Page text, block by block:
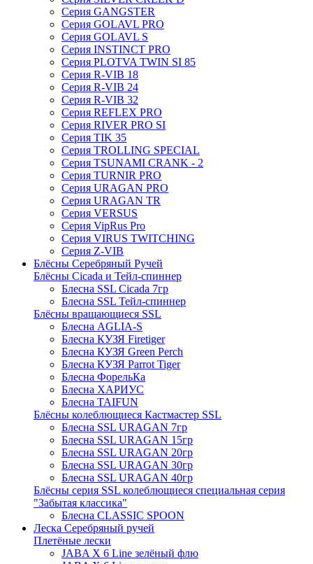
Серия GANGSTER
Серия GOLAVL PRO
Серия GOLAVL S
Серия INSTINCT PRO
Серия PLOTVA TWIN SI 85
Серия R-VIB 18
Серия R-VIB 24
Серия R-VIB 32
Серия REFLEX PRO
Серия RIVER PRO SI
Серия TIK 35
Серия TROLLING SPECIAL
Серия TSUNAMI CRANK - 2
Серия TURNIR PRO
Серия URAGAN PRO
Серия URAGAN TR
Серия VERSUS
Серия VipRus Pro
Серия VIRUS TWITCHING
Серия Z-VIB
Блёсны Серебряный Ручей
Блёсны Cicada и Тейл-спиннер
Блесна SSL Cicada 7гр
Блесна SSL Тейл-спиннер
Блёсны вращающиеся SSL
Блесна AGLIA-S
Блесна КУЗЯ Firetiger
Блесна КУЗЯ Green Perch
Блесна КУЗЯ Parrot Tiger
Блесна ФорельКа
Блесна ХАРИУС
Блесна TAIFUN
Блёсны колеблющиеся Кастмастер SSL
Блесна SSL URAGAN 7гр
Блесна SSL URAGAN 15гр
Блесна SSL URAGAN 20гр
Блесна SSL URAGAN 30гр
Блесна SSL URAGAN 40гр
Блёсны серия SSL колеблющиеся специальная серия
"Забытая классика"
Блесна CLASSIC SPOON
Леска Серебряный ручей
Плетёные лески
JABA X 6 Line зелёный флю